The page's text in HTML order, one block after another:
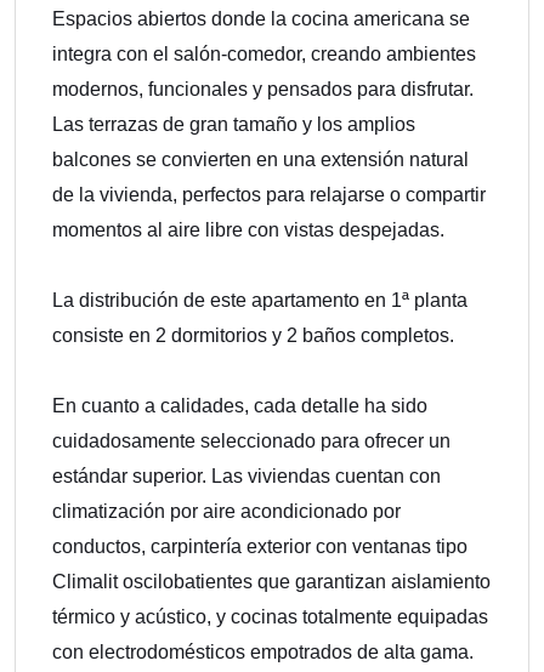
Espacios abiertos donde la cocina americana se
integra con el salón-comedor, creando ambientes
modernos, funcionales y pensados para disfrutar.
Las terrazas de gran tamaño y los amplios
balcones se convierten en una extensión natural
de la vivienda, perfectos para relajarse o compartir
momentos al aire libre con vistas despejadas.
La distribución de este apartamento en 1ª planta
consiste en 2 dormitorios y 2 baños completos.
En cuanto a calidades, cada detalle ha sido
cuidadosamente seleccionado para ofrecer un
estándar superior. Las viviendas cuentan con
climatización por aire acondicionado por
conductos, carpintería exterior con ventanas tipo
Climalit oscilobatientes que garantizan aislamiento
térmico y acústico, y cocinas totalmente equipadas
con electrodomésticos empotrados de alta gama.